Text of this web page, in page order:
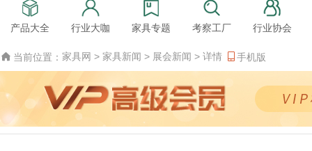
产品大全 行业大咖 家具专题 考察工厂 行业协会
当前位置： 家具网 > 家具新闻 > 展会新闻 > 详情 手机版